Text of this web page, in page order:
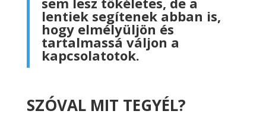
lentiek segítenek abban is,
hogy elmélyüljön és
tartalmassá váljon a
kapcsolatotok.
SZÓVAL MIT TEGYÉL?